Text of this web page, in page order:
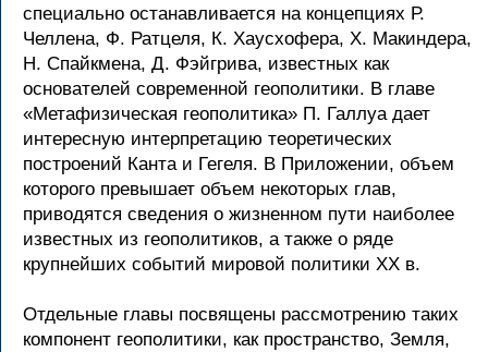
специально останавливается на концепциях Р.
Челлена, Ф. Ратцеля, К. Хаусхофера, X. Макиндера,
Н. Спайкмена, Д. Фэйгрива, известных как
основателей современной геополитики. В главе
«Метафизическая геополитика» П. Галлуа дает
интересную интерпретацию теоретических
построений Канта и Гегеля. В Приложении, объем
которого превышает объем некоторых глав,
приводятся сведения о жизненном пути наиболее
известных из геополитиков, а также о ряде
крупнейших событий мировой политики XX в.
Отдельные главы посвящены рассмотрению таких
компонент геополитики, как пространство, Земля,